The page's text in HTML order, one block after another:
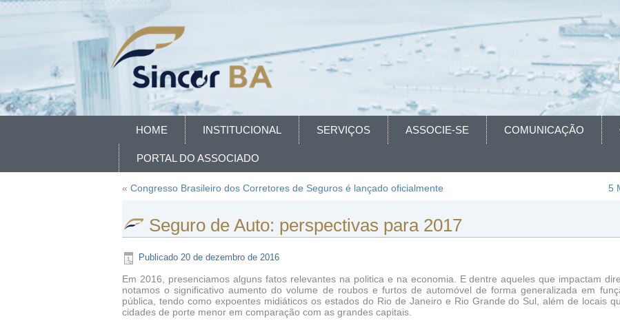
HOME INSTITUCIONAL SERVIÇOS ASSOCIE-SE COMUNICAÇÃO
PORTAL DO ASSOCIADO
« Congresso Brasileiro dos Corretores de Seguros é lançado oficialmente 5
Seguro de Auto: perspectivas para 2017
Publicado 20 de dezembro de 2016
Em 2016, presenciamos alguns fatos relevantes na politica e na economia. E dentre aqueles que impactam
notamos o significativo aumento do volume de roubos e furtos de automóvel de forma generalizada em
pública, tendo como expoentes midiáticos os estados do Rio de Janeiro e Rio Grande do Sul, além de locais
cidades de porte menor em comparação com as grandes capitais.